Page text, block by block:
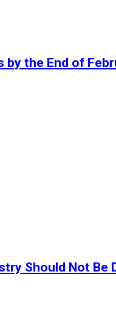
by the End of
Should Not Be